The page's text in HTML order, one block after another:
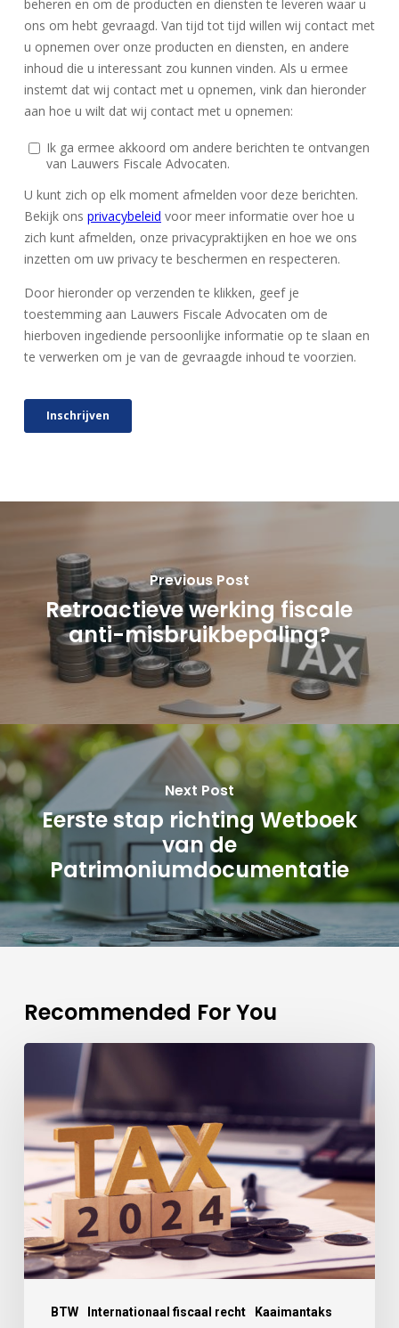
Previous Post
Retroactieve werking fiscale
anti-misbruikbepaling?
Next Post
Eerste stap richting Wetboek
van de
Patrimoniumdocumentatie
Recommended For You
BTW Internationaal fiscaal recht Kaaimantaks